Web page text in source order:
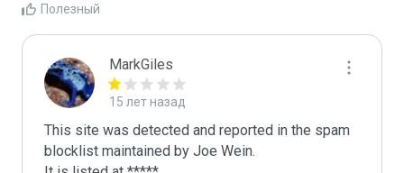
Полезный
MarkGiles
15 лет назад
This site was detected and reported in the spam
blocklist maintained by Joe Wein.